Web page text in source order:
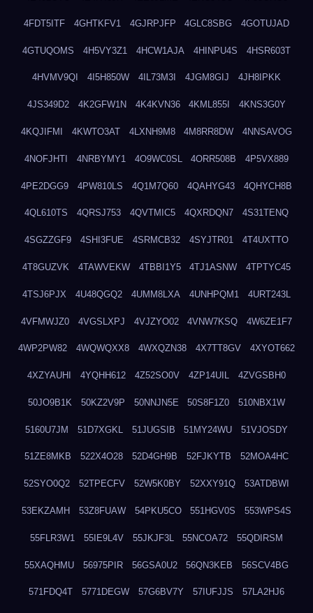
4FDT5ITF 4GHTKFV1 4GJRPJFP 4GLC8SBG 4GOTUJAD
4GTUQOMS 4H5VY3Z1 4HCW1AJA 4HINPU4S 4HSR603T
4HVMV9QI 4I5H850W 4IL73M3I 4JGM8GIJ 4JH8IPKK
4JS349D2 4K2GFW1N 4K4KVN36 4KML855I 4KNS3G0Y
4KQJIFMI 4KWTO3AT 4LXNH9M8 4M8RR8DW 4NNSAVOG
4NOFJHTI 4NRBYMY1 4O9WC0SL 4ORR508B 4P5VX889
4PE2DGG9 4PW810LS 4Q1M7Q60 4QAHYG43 4QHYCH8B
4QL610TS 4QRSJ753 4QVTMIC5 4QXRDQN7 4S31TENQ
4SGZZGF9 4SHI3FUE 4SRMCB32 4SYJTR01 4T4UXTTO
4T8GUZVK 4TAWVEKW 4TBBI1Y5 4TJ1ASNW 4TPTYC45
4TSJ6PJX 4U48QGQ2 4UMM8LXA 4UNHPQM1 4URT243L
4VFMWJZ0 4VGSLXPJ 4VJZYO02 4VNW7KSQ 4W6ZE1F7
4WP2PW82 4WQWQXX8 4WXQZN38 4X7TT8GV 4XYOT662
4XZYAUHI 4YQHH612 4Z52SO0V 4ZP14UIL 4ZVGSBH0
50JO9B1K 50KZ2V9P 50NNJN5E 50S8F1Z0 510NBX1W
5160U7JM 51D7XGKL 51JUGSIB 51MY24WU 51VJOSDY
51ZE8MKB 522X4O28 52D4GH9B 52FJKYTB 52MOA4HC
52SYO0Q2 52TPECFV 52W5K0BY 52XXY91Q 53ATDBWI
53EKZAMH 53Z8FUAW 54PKU5CO 551HGV0S 553WPS4S
55FLR3W1 55IE9L4V 55JKJF3L 55NCOA72 55QDIRSM
55XAQHMU 56975PIR 56GSA0U2 56QN3KEB 56SCV4BG
571FDQ4T 5771DEGW 57G6BV7Y 57IUFJJS 57LA2HJ6